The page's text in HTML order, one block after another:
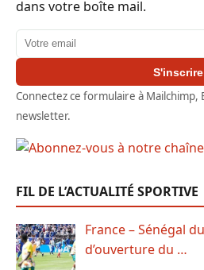
dans votre boîte mail.
Adresse email
S'inscrire
Connectez ce formulaire à
newsletter.
FIL DE L’ACTUALITÉ SPORTIVE
France – Sénégal
d’ouverture du …